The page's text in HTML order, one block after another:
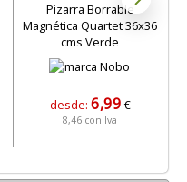
Pizarra Borrable
Magnética Quartet 36x36
cms Verde
desde: 6,99 €
8,46 con Iva